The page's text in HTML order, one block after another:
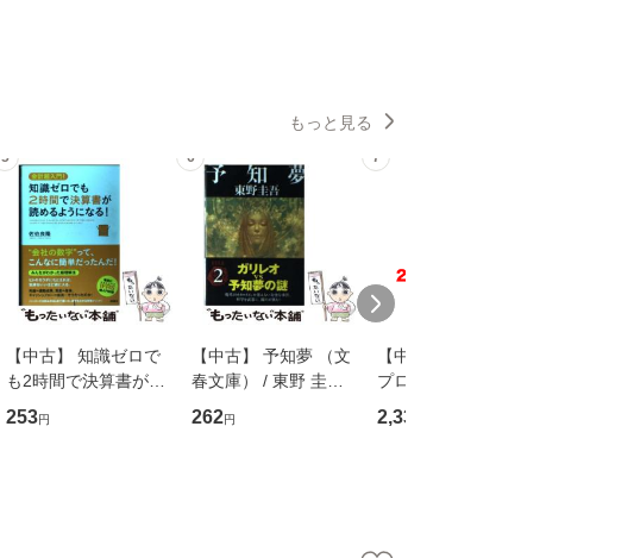
もっと見る
5
【中古】 知識ゼロで
も2時間で決算書が読
めるようになる！ 会
計超入門！ / 佐伯 良
253円
6
【中古】 予知夢 （文
春文庫） / 東野 圭吾 /
文藝春秋 [文庫]【メー
ル便送料無料】
262円
7
【中古】 野ブタ。を
プロデュース [DVD-B
OX] / バップ [DVD]
【メール便送料無料】
2,335